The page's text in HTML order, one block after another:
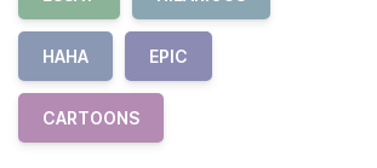
HAHA EPIC
CARTOONS